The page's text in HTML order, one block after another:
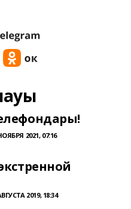
2021, 07:16
2019, 18:34